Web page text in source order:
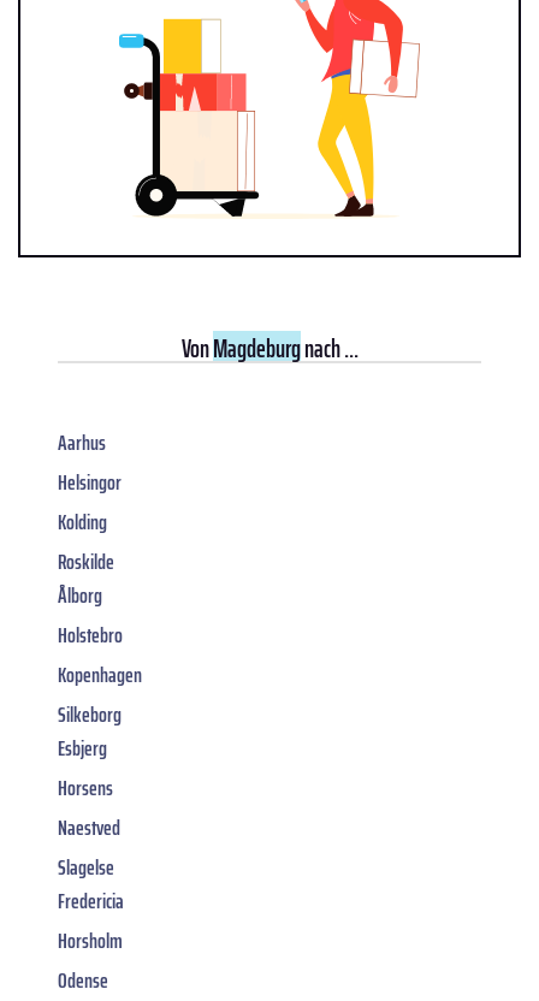
VonMagdeburgnach ...
Aarhus
Helsingor
Kolding
Roskilde
Ålborg
Holstebro
Kopenhagen
Silkeborg
Esbjerg
Horsens
Naestved
Slagelse
Fredericia
Horsholm
Odense